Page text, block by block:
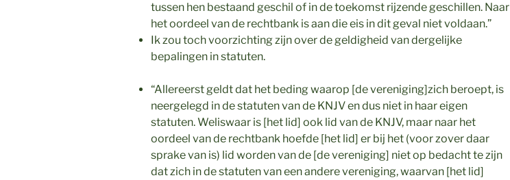
tussen hen bestaand geschil of in de toekomst rijzende geschillen. Naar
het oordeel van de rechtbank is aan die eis in dit geval niet voldaan.”
Ik zou toch voorzichting zijn over de geldigheid van dergelijke
bepalingen in statuten.
“Allereerst geldt dat het beding waarop [de vereniging]zich beroept, is
neergelegd in de statuten van de KNJV en dus niet in haar eigen
statuten. Weliswaar is [het lid] ook lid van de KNJV, maar naar het
oordeel van de rechtbank hoefde [het lid] er bij het (voor zover daar
sprake van is) lid worden van de [de vereniging] niet op bedacht te zijn
dat zich in de statuten van een andere vereniging, waarvan [het lid]